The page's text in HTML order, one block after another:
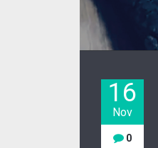
16
Nov
0